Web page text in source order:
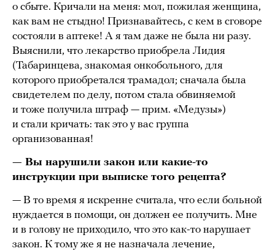
о сбыте. Кричали на меня: мол, пожилая женщина,
как вам не стыдно! Признавайтесь, с кем в сговоре
состояли в аптеке! А я там даже не была ни разу.
Выяснили, что лекарство приобрела Лидия
(Табаринцева, знакомая онкобольного, для
которого приобретался трамадол; сначала была
свидетелем по делу, потом стала обвиняемой
и тоже получила штраф — прим. «Медузы»)
и стали кричать: так это у вас группа
организованная!
— Вы нарушили закон или какие-то
инструкции при выписке того рецепта?
— В то время я искренне считала, что если больной
нуждается в помощи, он должен ее получить. Мне
и в голову не приходило, что это как-то нарушает
закон. К тому же я не назначала лечение,